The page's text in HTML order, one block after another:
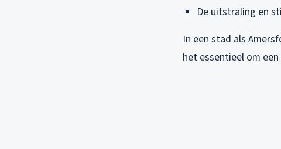
De uitstraling en
In een stad als
het essentieel om